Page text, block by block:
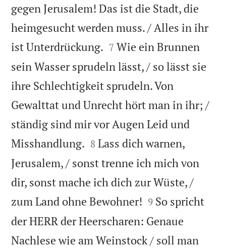
gegen Jerusalem! Das ist die Stadt, die
heimgesucht werden muss. / Alles in ihr
ist Unterdrückung. 

7 Wie ein Brunnen
sein Wasser sprudeln lässt, / so lässt sie
ihre Schlechtigkeit sprudeln. Von
Gewalttat und Unrecht hört man in ihr; /
ständig sind mir vor Augen Leid und
Misshandlung. 

8 Lass dich warnen,
Jerusalem, / sonst trenne ich mich von
dir, sonst mache ich dich zur Wüste, /
zum Land ohne Bewohner! 

9 So spricht
der HERR der Heerscharen: Genaue
Nachlese wie am Weinstock / soll man